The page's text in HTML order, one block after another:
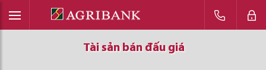
Tài sản bán đấu giá
Tài sản bán đấu giá
Tài sản bán đấu giá